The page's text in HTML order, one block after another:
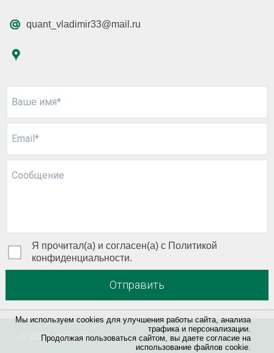
Мы используем cookies для улучшения работы сайта, анализа
трафика и персонализации.
Продолжая пользоваться сайтом, вы даете согласие на
использование файлов cookie.
quant_vladimir33@mail.ru
Ваше имя*
Email*
Сообщение
Я прочитал(а) и согласен(а) с Политикой
конфиденциальности.
Отправить
© 2026 «Квант »